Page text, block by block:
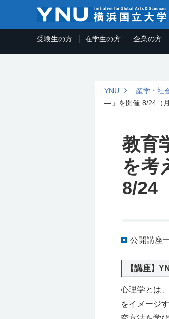
受験生の方 在学生の方 企業の方
YNU 産学・社
―」を開催 8/24（月
教育
を考
8/24
公開講座
【講座】
心理学とは
をイメージ